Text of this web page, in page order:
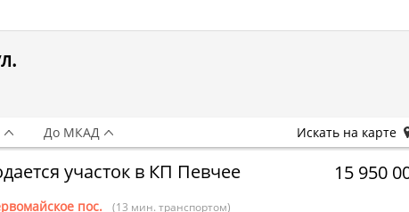
участок в КП Певчее
пос. (13 мин. транспортом)
15 950
До МКАД Искать на карте